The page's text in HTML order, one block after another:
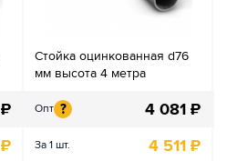
₽
₽
Стойка оцинкованная d76
мм высота 4 метра
Опт ? 4 081 ₽
За 1 шт. 4 511 ₽